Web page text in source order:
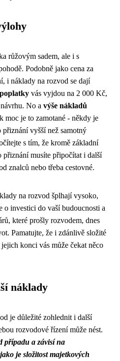
růžovým sadem, ale i s
Podobně jako cena za
, i náklady na rozvod se dají
vás vyjdou na 2 000 Kč,
No a výše nákladů
moc je to zamotané - někdy je
přiznání vyšší než samotný
s tím, že kromě základní
přiznání musíte připočítat i další
znalců nebo třeba cestovné.
na rozvod šplhají vysoko,
o investici do vaší budoucnosti a
které prošly rozvodem, dnes
Pamatujte, že i zdánlivě složité
konci vás může čekat něco
náklady
je důležité zohlednit i další
rozvodové řízení může nést.
případu a závisí na
je složitost majetkových